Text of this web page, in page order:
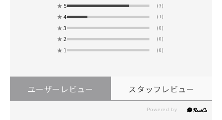
★ 5 (3)
★ 4 (1)
★ 3 (0)
★ 2 (0)
★ 1 (0)
ユーザーレビュー スタッフレビュー